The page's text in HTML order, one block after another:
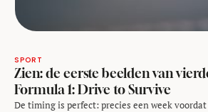
SPORT
Zien: de eerste beelden van
Formula 1: Drive to Survive
De timing is perfect: precies een week